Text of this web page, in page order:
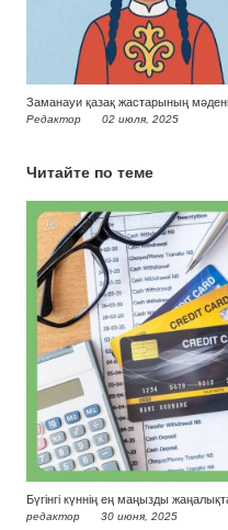
Заманауи қазақ жастарының
Редактор 02 июля, 2025
Читайте по теме
Бүгінгі күннің ең маңызды
редактор 30 июня, 2025